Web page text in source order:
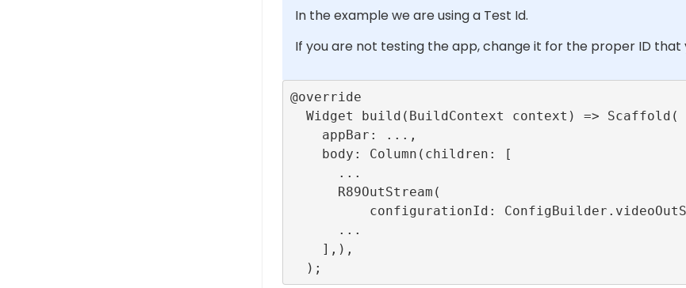
In the example we are using a Test Id.
If you are not testing the app, change it for the proper ID that
@override